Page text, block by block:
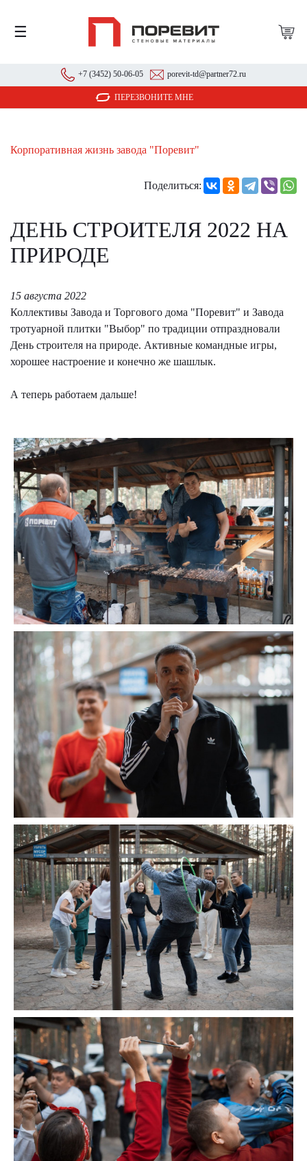
☰
+7 (3452) 50-06-05 porevit-td@partner72.ru
ПЕРЕЗВОНИТЕ МНЕ
Корпоративная жизнь завода "Поревит"
Поделиться:
ДЕНЬ СТРОИТЕЛЯ 2022 НА
ПРИРОДЕ
15 августа 2022
Коллективы Завода и Торгового дома "Поревит" и Завода
тротуарной плитки "Выбор" по традиции отпраздновали
День строителя на природе. Активные командные игры,
хорошее настроение и конечно же шашлык.
А теперь работаем дальше!